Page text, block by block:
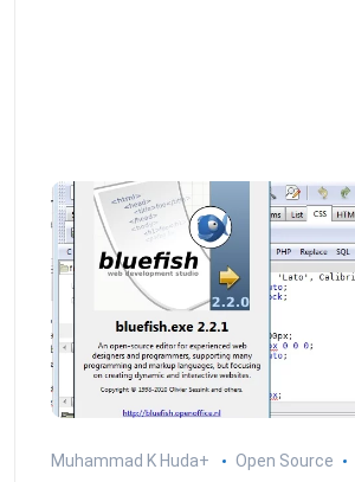
Muhammad K Huda+ Open Source